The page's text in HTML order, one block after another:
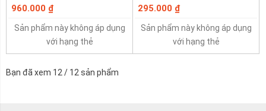
loãng xương, thoái hóa khớp
960.000 ₫
Sản phẩm này không áp dụng
với hạng thẻ
295.000 ₫
Sản phẩm này không áp dụng
với hạng thẻ
Bạn đã xem 12 / 12 sản phẩm